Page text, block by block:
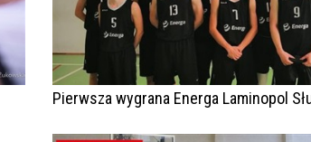
Pierwsza wygrana Energa Laminopol